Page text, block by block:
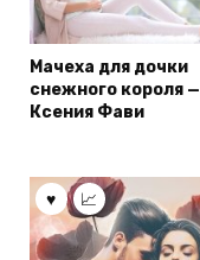
Мачеха для дочки
снежного короля —
Ксения Фави